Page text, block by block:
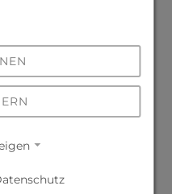
ihrem
Kursstufe. Sie sitzt